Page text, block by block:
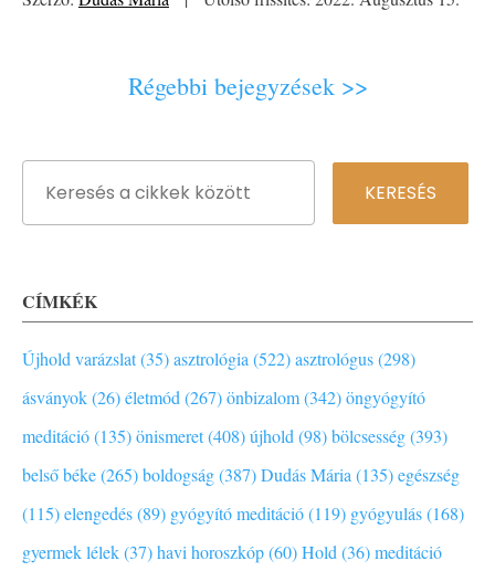
Régebbi bejegyzések >>
CÍMKÉK
Újhold varázslat (35)asztrológia (522)asztrológus (298)
ásványok (26)életmód (267)önbizalom (342)öngyógyító
meditáció (135)önismeret (408)újhold (98)bölcsesség (393)
belső béke (265)boldogság (387)Dudás Mária (135)egészség
(115)elengedés (89) gyógyító meditáció (119) gyógyulás (168)
gyermek lélek (37)havi horoszkóp (60)Hold (36)meditáció